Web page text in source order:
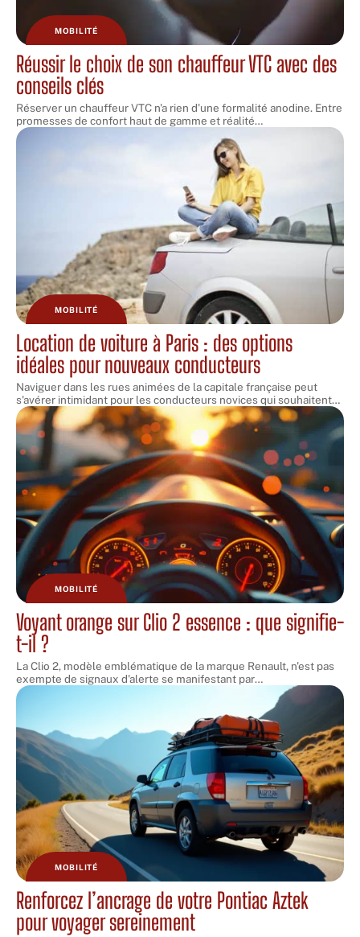
MOBILITÉ
Réussir le choix de son chauffeur VTC avec des
conseils clés
Réserver un chauffeur VTC n'a rien d'une formalité anodine. Entre
promesses de confort haut de gamme et réalité…
MOBILITÉ
Location de voiture à Paris : des options
idéales pour nouveaux conducteurs
Naviguer dans les rues animées de la capitale française peut
s'avérer intimidant pour les conducteurs novices qui souhaitent…
MOBILITÉ
Voyant orange sur Clio 2 essence : que signifie-
t-il ?
La Clio 2, modèle emblématique de la marque Renault, n'est pas
exempte de signaux d'alerte se manifestant par…
MOBILITÉ
Renforcez l’ancrage de votre Pontiac Aztek
pour voyager sereinement